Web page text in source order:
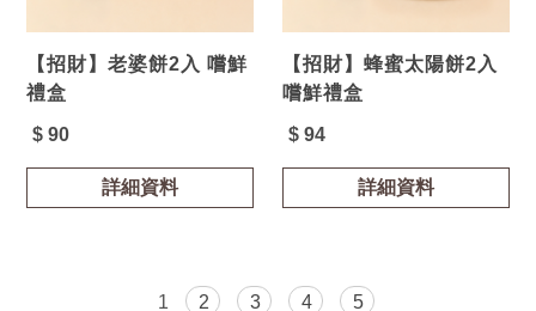
【招財】老婆餅2入 嚐鮮
禮盒
$ 90
詳細資料
【招財】蜂蜜太陽餅2入
嚐鮮禮盒
$ 94
詳細資料
1 2 3 4 5